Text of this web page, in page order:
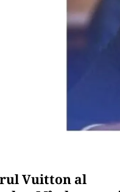
Vuitton al